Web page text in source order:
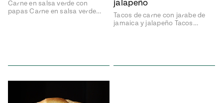
#MustEat
Carne en salsa verde con
papas Carne en salsa verde…
jalapeño
Tacos de carne con jarabe de
jamaica y jalapeño Tacos…